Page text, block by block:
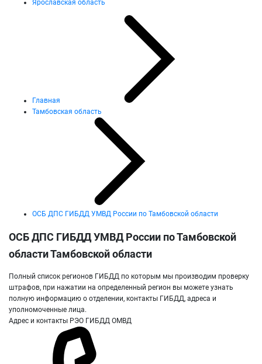
Ярославская область
Главная
Тамбовская область
ОСБ ДПС ГИБДД УМВД России по Тамбовской области
ОСБ ДПС ГИБДД УМВД России по Тамбовской
области Тамбовской области
Полный список регионов ГИБДД по которым мы производим проверку
штрафов, при нажатии на определенный регион вы можете узнать
полную информацию о отделении, контакты ГИБДД, адреса и
уполномоченные лица.
Адрес и контакты РЭО ГИБДД ОМВД